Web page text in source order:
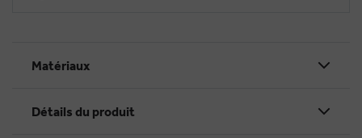
Matériaux
Détails du produit